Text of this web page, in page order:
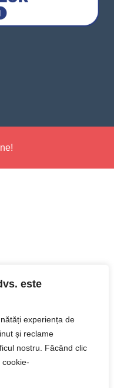
este
experiența de
și reclame
nostru. Făcând clic
cookie-